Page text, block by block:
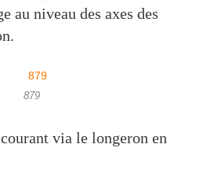
au niveau des axes des
879
via le longeron en